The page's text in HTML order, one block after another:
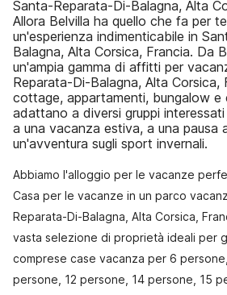
Santa-Reparata-Di-Balagna, Alta
Allora Belvilla ha quello che fa per
un'esperienza indimenticabile in
Balagna, Alta Corsica, Francia. Da
un'ampia gamma di affitti per
Reparata-Di-Balagna, Alta Corsica,
cottage, appartamenti, bungalow e
adattano a diversi gruppi
a una vacanza estiva, a una pausa
un'avventura sugli sport invernali.
Abbiamo l'alloggio per le vacanze
Casa per le vacanze in un parco
Reparata-Di-Balagna, Alta Corsica,
vasta selezione di proprietà ideali per
comprese case vacanza per 6
persone, 12 persone, 14 persone, 15